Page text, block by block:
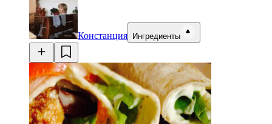
Констанция Ингредиенты